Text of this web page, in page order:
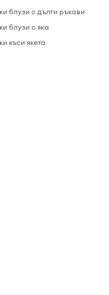
блузи с дълги ръкави
блузи c яка
къси якета